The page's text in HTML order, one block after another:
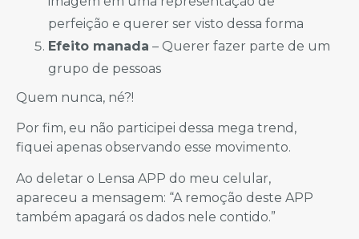
perfeição e querer ser visto dessa forma
Efeito manada – Querer fazer parte de um
grupo de pessoas
Quem nunca, né?!
Por fim, eu não participei dessa mega trend,
fiquei apenas observando esse movimento.
Ao deletar o Lensa APP do meu celular,
apareceu a mensagem: “A remoção deste APP
também apagará os dados nele contido.”